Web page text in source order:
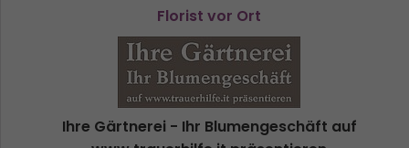
Florist vor Ort
Ihre Gärtnerei - Ihr Blumengeschäft auf